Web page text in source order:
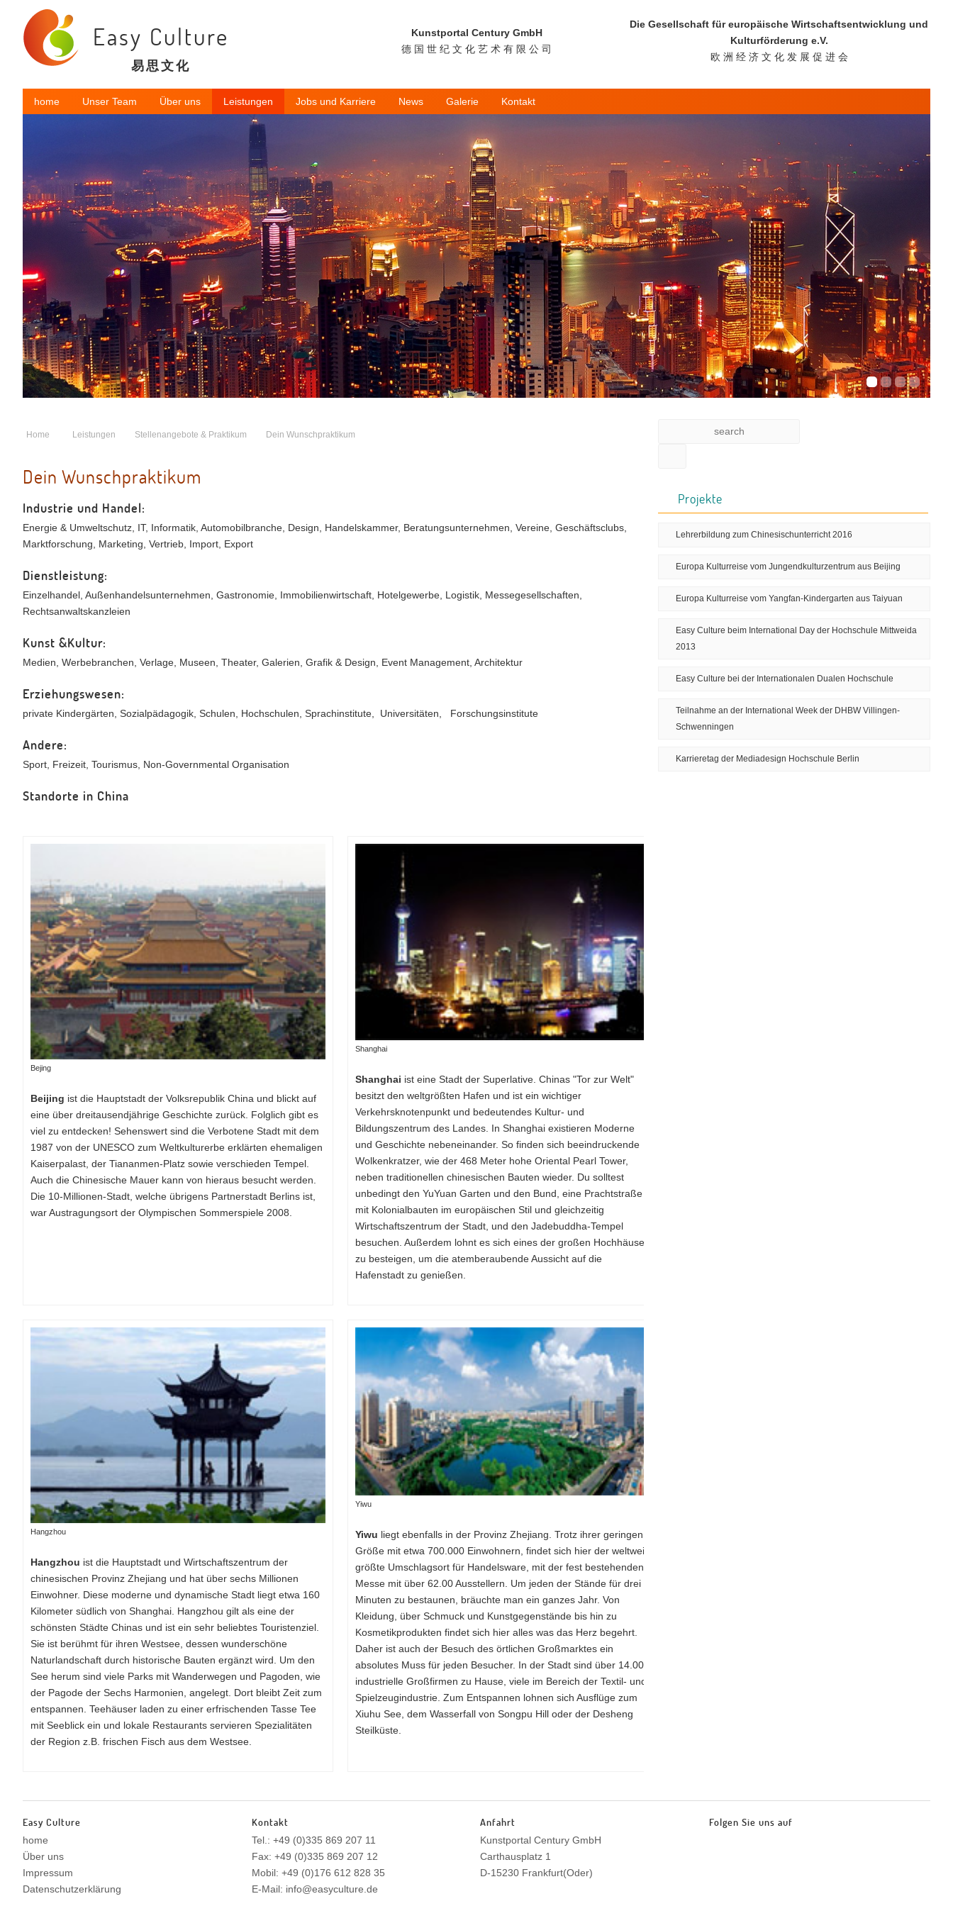
Easy Culture
易思文化
Kunstportal Century GmbH
德 国 世 纪 文 化 艺 术 有 限 公 司
Die Gesellschaft für europäische Wirtschaftsentwicklung und
Kulturförderung e.V.
欧 洲 经 济 文 化 发 展 促 进 会
home Unser Team Über uns Leistungen Jobs und Karriere News Galerie Kontakt
Home Leistungen Stellenangebote & Praktikum Dein Wunschpraktikum
Dein Wunschpraktikum
Industrie und Handel:
Energie & Umweltschutz, IT, Informatik, Automobilbranche, Design, Handelskammer, Beratungsunternehmen, Vereine, Geschäftsclubs,
Marktforschung, Marketing, Vertrieb, Import, Export
Dienstleistung:
Einzelhandel, Außenhandelsunternehmen, Gastronomie, Immobilienwirtschaft, Hotelgewerbe, Logistik, Messegesellschaften,
Rechtsanwaltskanzleien
Kunst &Kultur:
Medien, Werbebranchen, Verlage, Museen, Theater, Galerien, Grafik & Design, Event Management, Architektur
Erziehungswesen:
private Kindergärten, Sozialpädagogik, Schulen, Hochschulen, Sprachinstitute, Universitäten, Forschungsinstitute
Andere:
Sport, Freizeit, Tourismus, Non-Governmental Organisation
Standorte in China
Bejing
Beijing ist die Hauptstadt der Volksrepublik China und blickt auf
eine über dreitausendjährige Geschichte zurück. Folglich gibt es
viel zu entdecken! Sehenswert sind die Verbotene Stadt mit dem
1987 von der UNESCO zum Weltkulturerbe erklärten ehemaligen
Kaiserpalast, der Tiananmen-Platz sowie verschieden Tempel.
Auch die Chinesische Mauer kann von hieraus besucht werden.
Die 10-Millionen-Stadt, welche übrigens Partnerstadt Berlins ist,
war Austragungsort der Olympischen Sommerspiele 2008.
Shanghai
Shanghai ist eine Stadt der Superlative. Chinas "Tor zur Welt"
besitzt den weltgrößten Hafen und ist ein wichtiger
Verkehrsknotenpunkt und bedeutendes Kultur- und
Bildungszentrum des Landes. In Shanghai existieren Moderne
und Geschichte nebeneinander. So finden sich beeindruckende
Wolkenkratzer, wie der 468 Meter hohe Oriental Pearl Tower,
neben traditionellen chinesischen Bauten wieder. Du solltest
unbedingt den YuYuan Garten und den Bund, eine Prachtstraße
mit Kolonialbauten im europäischen Stil und gleichzeitig
Wirtschaftszentrum der Stadt, und den Jadebuddha-Tempel
besuchen. Außerdem lohnt es sich eines der großen Hochhäuser
zu besteigen, um die atemberaubende Aussicht auf die
Hafenstadt zu genießen.
Hangzhou
Hangzhou ist die Hauptstadt und Wirtschaftszentrum der
chinesischen Provinz Zhejiang und hat über sechs Millionen
Einwohner. Diese moderne und dynamische Stadt liegt etwa 160
Kilometer südlich von Shanghai. Hangzhou gilt als eine der
schönsten Städte Chinas und ist ein sehr beliebtes Touristenziel.
Sie ist berühmt für ihren Westsee, dessen wunderschöne
Naturlandschaft durch historische Bauten ergänzt wird. Um den
See herum sind viele Parks mit Wanderwegen und Pagoden, wie
der Pagode der Sechs Harmonien, angelegt. Dort bleibt Zeit zum
entspannen. Teehäuser laden zu einer erfrischenden Tasse Tee
mit Seeblick ein und lokale Restaurants servieren Spezialitäten
der Region z.B. frischen Fisch aus dem Westsee.
Yiwu
Yiwu liegt ebenfalls in der Provinz Zhejiang. Trotz ihrer geringen
Größe mit etwa 700.000 Einwohnern, findet sich hier der weltweit
größte Umschlagsort für Handelsware, mit der fest bestehenden
Messe mit über 62.00 Ausstellern. Um jeden der Stände für drei
Minuten zu bestaunen, bräuchte man ein ganzes Jahr. Von
Kleidung, über Schmuck und Kunstgegenstände bis hin zu
Kosmetikprodukten findet sich hier alles was das Herz begehrt.
Daher ist auch der Besuch des örtlichen Großmarktes ein
absolutes Muss für jeden Besucher. In der Stadt sind über 14.000
industrielle Großfirmen zu Hause, viele im Bereich der Textil- und
Spielzeugindustrie. Zum Entspannen lohnen sich Ausflüge zum
Xiuhu See, dem Wasserfall von Songpu Hill oder der Desheng
Steilküste.
Projekte
Lehrerbildung zum Chinesischunterricht 2016
Europa Kulturreise vom Jungendkulturzentrum aus Beijing
Europa Kulturreise vom Yangfan-Kindergarten aus Taiyuan
Easy Culture beim International Day der Hochschule Mittweida
2013
Easy Culture bei der Internationalen Dualen Hochschule
Teilnahme an der International Week der DHBW Villingen-
Schwenningen
Karrieretag der Mediadesign Hochschule Berlin
Easy Culture
home
Über uns
Impressum
Datenschutzerklärung
Kontakt
Tel.: +49 (0)335 869 207 11
Fax: +49 (0)335 869 207 12
Mobil: +49 (0)176 612 828 35
E-Mail: info@easyculture.de
Anfahrt
Kunstportal Century GmbH
Carthausplatz 1
D-15230 Frankfurt(Oder)
Folgen Sie uns auf